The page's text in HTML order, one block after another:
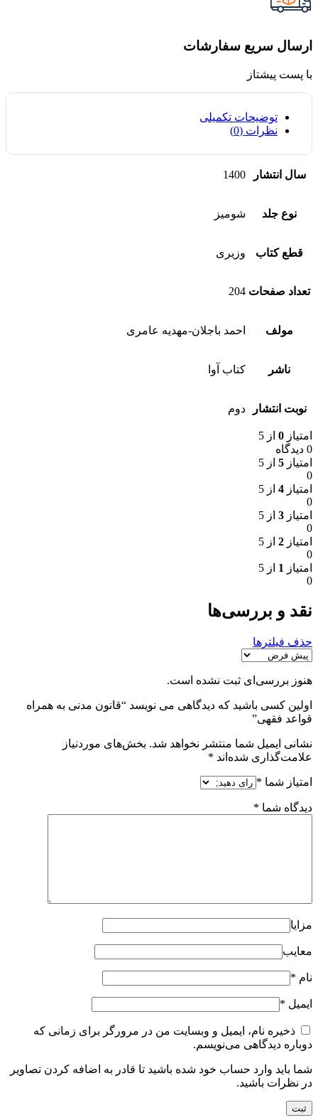
ارسال سریع سفارشات
با پست پیشتاز
توضیحات تکمیلی
نظرات (0)
سال انتشار 1400
نوع جلد شومیز
قطع کتاب وزیری
تعداد صفحات 204
مولف احمد باجلان-مهدیه عامری
ناشر کتاب آوا
نوبت انتشار دوم
امتیاز 0 از 5
0 دیدگاه
امتیاز 5 از 5
0
امتیاز 4 از 5
0
امتیاز 3 از 5
0
امتیاز 2 از 5
0
امتیاز 1 از 5
0
نقد و بررسی‌ها
حذف فیلترها
هنوز بررسی‌ای ثبت نشده است.
اولین کسی باشید که دیدگاهی می نویسد “قانون مدنی به همراه
قواعد فقهی”
نشانی ایمیل شما منتشر نخواهد شد. بخش‌های موردنیاز
علامت‌گذاری شده‌اند *
امتیاز شما *
دیدگاه شما *
مزایا
معایب
نام *
ایمیل *
ذخیره نام، ایمیل و وبسایت من در مرورگر برای زمانی که
دوباره دیدگاهی می‌نویسم.
شما باید وارد حساب خود شده باشید تا قادر به اضافه کردن تصاویر
در نظرات باشید.